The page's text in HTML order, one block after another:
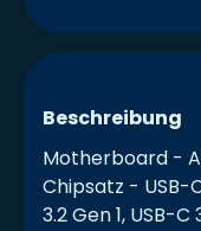
Beschreibung
Motherboard -
Chipsatz - USB-C
3.2 Gen 1, USB-C